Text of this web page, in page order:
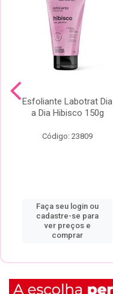
Esfoliante Labotrat Dia
a Dia Hibisco 150g
Código: 23809
Faça seu login ou
cadastre-se para
ver preços e
comprar